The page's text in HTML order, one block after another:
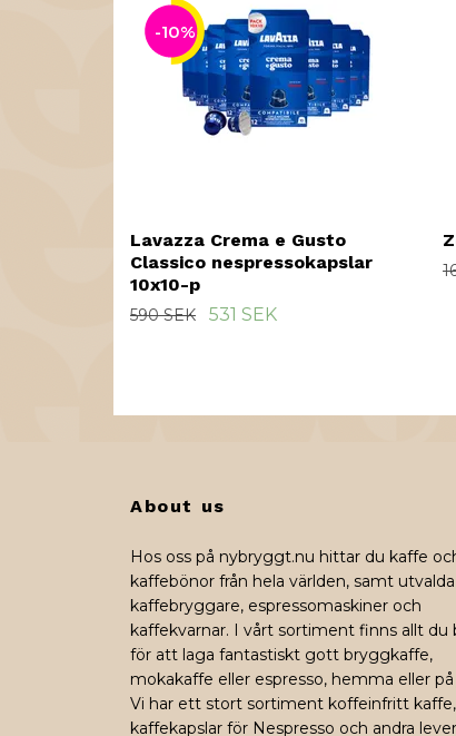
-10%
Lavazza Crema e Gusto
Classico nespressokapslar
10x10-p
590 SEK 531 SEK
About us
Hos oss på nybryggt.nu hittar du kaffe
kaffebönor från hela världen, samt utvalda
kaffebryggare, espressomaskiner och
kaffekvarnar. I vårt sortiment finns allt du
för att laga fantastiskt gott bryggkaffe,
mokakaffe eller espresso, hemma eller
Vi har ett stort sortiment koffeinfritt
kaffekapslar för Nespresso och andra